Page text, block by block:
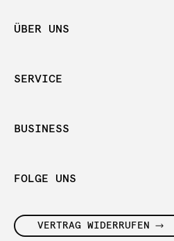
ÜBER UNS
SERVICE
BUSINESS
FOLGE UNS
VERTRAG WIDERRUFEN